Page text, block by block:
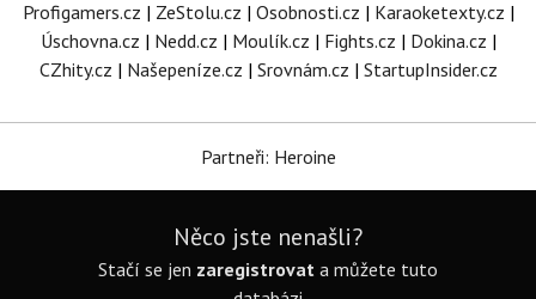
Profigamers.cz | ZeStolu.cz | Osobnosti.cz | Karaoketexty.cz |
Úschovna.cz | Nedd.cz | Moulík.cz | Fights.cz | Dokina.cz |
CZhity.cz | Našepeníze.cz | Srovnám.cz | StartupInsider.cz
Partneři: Heroine
Něco jste nenašli?
Stačí se jen zaregistrovat a můžete tuto